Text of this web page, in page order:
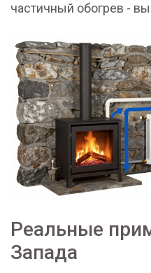
частичный обогрев -
Реальные
Запада